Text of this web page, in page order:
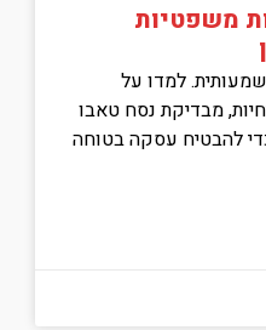
משפטיות
למדו על
מבדיקת נסח טאבו
להבטיח עסקה בטוחה